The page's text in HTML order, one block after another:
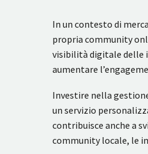
In un contesto di
propria community
visibilità digitale delle
aumentare
Investire nella
un servizio
contribuisce anche a
community locale, le